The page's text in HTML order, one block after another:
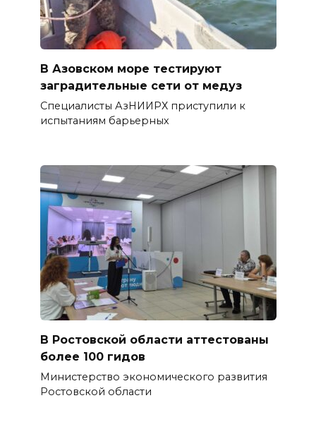
В Азовском море тестируют
заградительные сети от медуз
Специалисты АзНИИРХ приступили к
испытаниям барьерных
В Ростовской области аттестованы
более 100 гидов
Министерство экономического развития
Ростовской области